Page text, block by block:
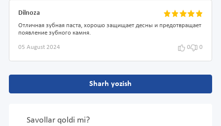
Dilnoza
Отличная зубная паста, хорошо защищает десны и предотвращает
появление зубного камня.
05 August 2024 0 0
Sharh yozish
Savollar qoldi mi?